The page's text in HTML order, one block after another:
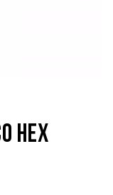
Hex